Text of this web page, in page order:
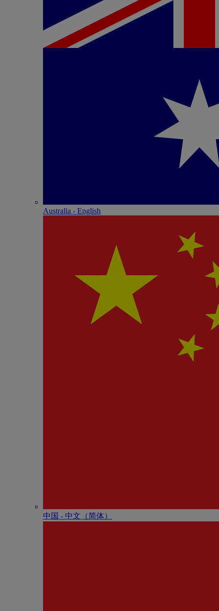
Australia - English
中国 - 中⽂（简体）